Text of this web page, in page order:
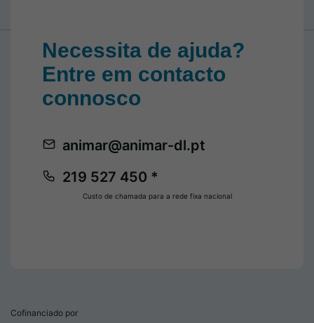
Necessita de ajuda?
Entre em contacto
connosco
219 527 450 *
animar@animar-dl.pt
Custo de chamada para a rede fixa nacional
Cofinanciado por